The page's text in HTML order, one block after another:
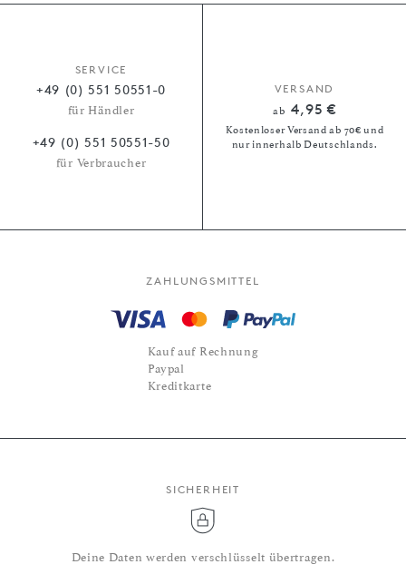
SERVICE
+49 (0) 551 50551-0
für Händler
+49 (0) 551 50551-50
für Verbraucher
VERSAND
ab 4,95 €
Kostenloser Versand ab 70€ und
nur innerhalb Deutschlands.
ZAHLUNGSMITTEL
Kauf auf Rechnung
Paypal
Kreditkarte
SICHERHEIT
Deine Daten werden verschlüsselt übertragen.